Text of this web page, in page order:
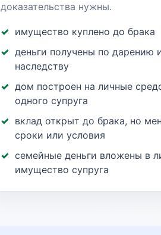
доказательства нужны.
имущество куплено до брака
деньги получены по дарению
наследству
дом построен на личные
одного супруга
вклад открыт до брака, но
сроки или условия
семейные деньги вложены в
имущество супруга